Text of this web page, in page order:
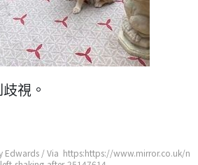
視。
Edwards / Via https:https://www.mirror.co.uk/n